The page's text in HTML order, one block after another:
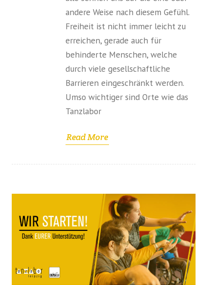
andere Weise nach diesem Gefühl.
Freiheit ist nicht immer leicht zu
erreichen, gerade auch für
behinderte Menschen, welche
durch viele gesellschaftliche
Barrieren eingeschränkt werden.
Umso wichtiger sind Orte wie das
Tanzlabor
Read More